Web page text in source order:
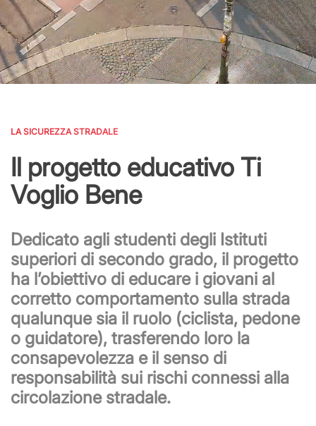
LA SICUREZZA STRADALE
Il progetto educativo Ti
Voglio Bene
Dedicato agli studenti degli Istituti
superiori di secondo grado, il progetto
ha l’obiettivo di educare i giovani al
corretto comportamento sulla strada
qualunque sia il ruolo (ciclista, pedone
o guidatore), trasferendo loro la
consapevolezza e il senso di
responsabilità sui rischi connessi alla
circolazione stradale.